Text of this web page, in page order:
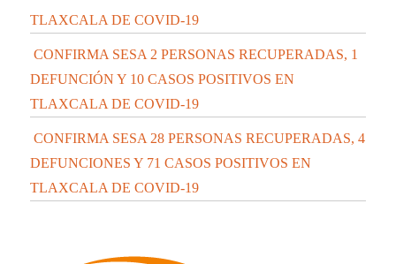
TLAXCALA DE COVID-19
CONFIRMA SESA 2 PERSONAS RECUPERADAS, 1
DEFUNCIÓN Y 10 CASOS POSITIVOS EN
TLAXCALA DE COVID-19
CONFIRMA SESA 28 PERSONAS RECUPERADAS, 4
DEFUNCIONES Y 71 CASOS POSITIVOS EN
TLAXCALA DE COVID-19